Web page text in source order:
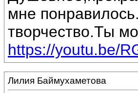
мне
творчество.Ты
https://youtu.be/
Лилия Баймухаметова